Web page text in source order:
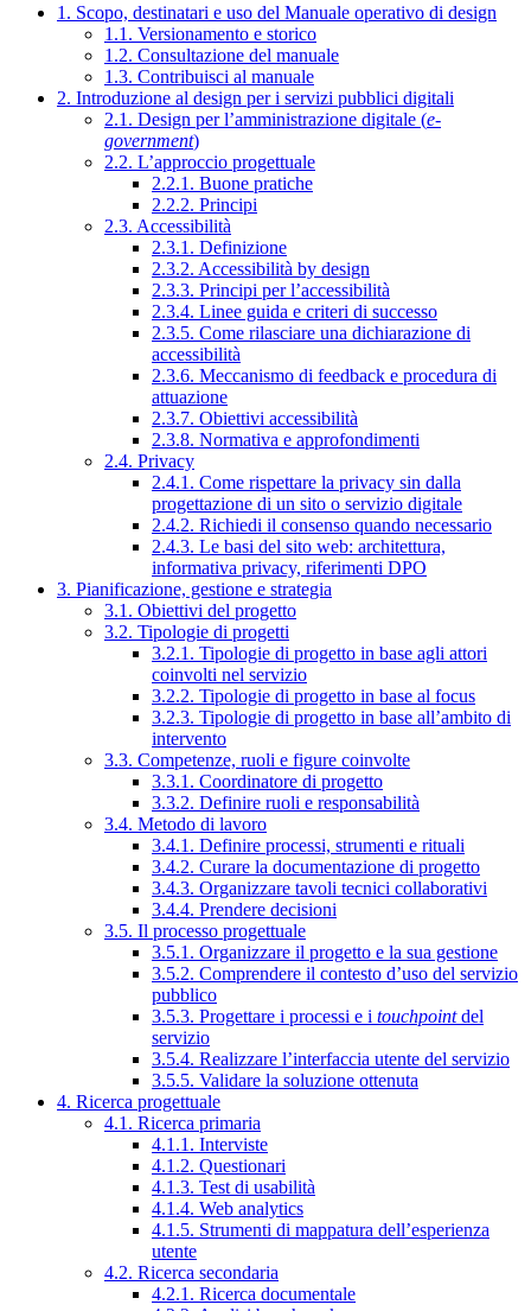
1. Scopo, destinatari e uso del Manuale operativo di design
1.1. Versionamento e storico
1.2. Consultazione del manuale
1.3. Contribuisci al manuale
2. Introduzione al design per i servizi pubblici digitali
2.1. Design per l’amministrazione digitale (e-
government)
2.2. L’approccio progettuale
2.2.1. Buone pratiche
2.2.2. Principi
2.3. Accessibilità
2.3.1. Definizione
2.3.2. Accessibilità by design
2.3.3. Principi per l’accessibilità
2.3.4. Linee guida e criteri di successo
2.3.5. Come rilasciare una dichiarazione di
accessibilità
2.3.6. Meccanismo di feedback e procedura di
attuazione
2.3.7. Obiettivi accessibilità
2.3.8. Normativa e approfondimenti
2.4. Privacy
2.4.1. Come rispettare la privacy sin dalla
progettazione di un sito o servizio digitale
2.4.2. Richiedi il consenso quando necessario
2.4.3. Le basi del sito web: architettura,
informativa privacy, riferimenti DPO
3. Pianificazione, gestione e strategia
3.1. Obiettivi del progetto
3.2. Tipologie di progetti
3.2.1. Tipologie di progetto in base agli attori
coinvolti nel servizio
3.2.2. Tipologie di progetto in base al focus
3.2.3. Tipologie di progetto in base all’ambito di
intervento
3.3. Competenze, ruoli e figure coinvolte
3.3.1. Coordinatore di progetto
3.3.2. Definire ruoli e responsabilità
3.4. Metodo di lavoro
3.4.1. Definire processi, strumenti e rituali
3.4.2. Curare la documentazione di progetto
3.4.3. Organizzare tavoli tecnici collaborativi
3.4.4. Prendere decisioni
3.5. Il processo progettuale
3.5.1. Organizzare il progetto e la sua gestione
3.5.2. Comprendere il contesto d’uso del servizio
pubblico
3.5.3. Progettare i processi e i touchpointdel
servizio
3.5.4. Realizzare l’interfaccia utente del servizio
3.5.5. Validare la soluzione ottenuta
4. Ricerca progettuale
4.1. Ricerca primaria
4.1.1. Interviste
4.1.2. Questionari
4.1.3. Test di usabilità
4.1.4. Web analytics
4.1.5. Strumenti di mappatura dell’esperienza
utente
4.2. Ricerca secondaria
4.2.1. Ricerca documentale